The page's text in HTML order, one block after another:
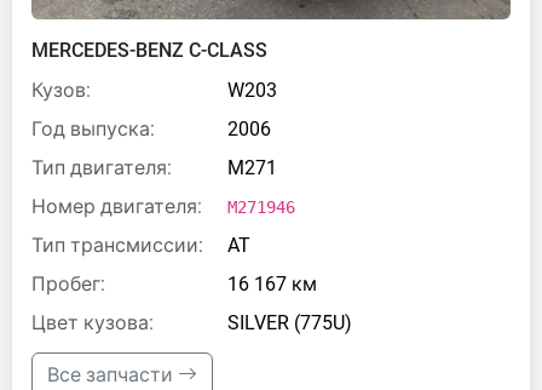
MERCEDES-BENZ C-CLASS
Кузов:
W203
Год выпуска:
2006
Тип двигателя:
M271
Номер двигателя:
M271946
Тип трансмиссии:
AT
Пробег:
16 167 км
Цвет кузова:
SILVER (775U)
Все запчасти